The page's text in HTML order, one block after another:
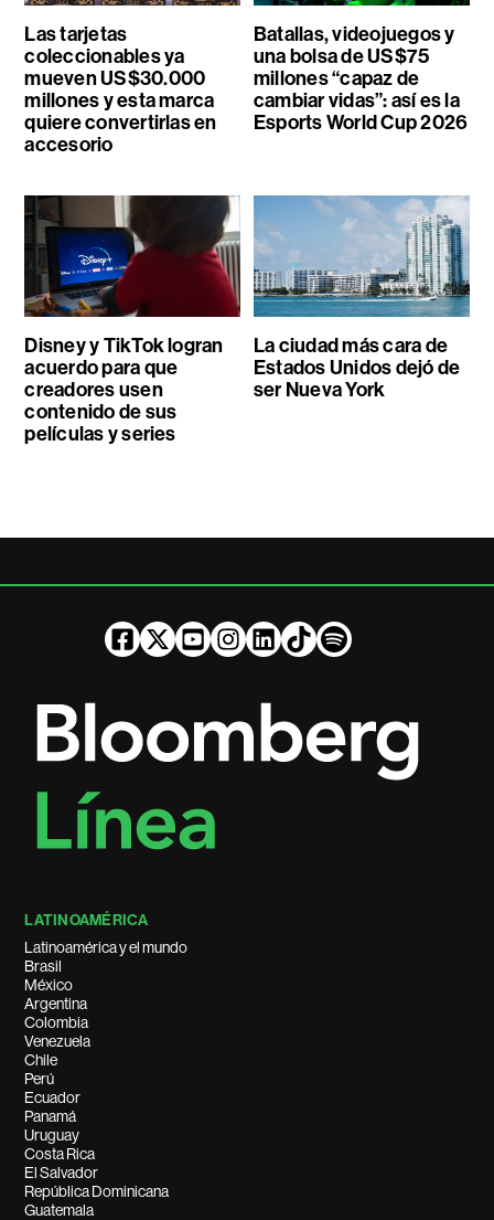
Las tarjetas
coleccionables ya
mueven US$30.000
millones y esta marca
quiere convertirlas en
accesorio
Batallas, videojuegos y
una bolsa de US$75
millones “capaz de
cambiar vidas”: así es la
Esports World Cup 2026
Disney y TikTok logran
acuerdo para que
creadores usen
contenido de sus
películas y series
La ciudad más cara de
Estados Unidos dejó de
ser Nueva York
LATINOAMÉRICA
Latinoamérica y el mundo
Brasil
México
Argentina
Colombia
Venezuela
Chile
Perú
Ecuador
Panamá
Uruguay
Costa Rica
El Salvador
República Dominicana
Guatemala